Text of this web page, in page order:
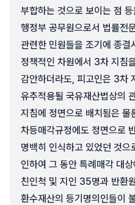
부합하는 것으로 보이는 점
행정부 공무원으로서 법률전
관련한 민원들을 조기에 종결
정책적인 차원에서 3차 지침
감안하더라도, 피고인은 3차
유추적용될 국유재산법상의
지침에 정면으로 배치됨은 물
차등매각규정에도 정면으로
명백히 인식하고 있었던 것
인하여 그 동안 특례매각 대
친인척 및 지인 35명과 반환
환수재산의 등기명의인들이